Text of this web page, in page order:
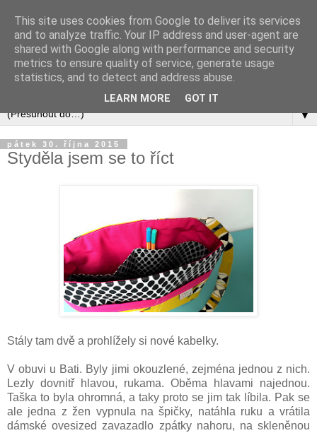
▼
pátek 30. října 2015
Styděla jsem se to říct
Stály tam dvě a prohlížely si nové kabelky.
V obuvi u Bati. Byly jimi okouzlené, zejména jednou z nich.
Lezly dovnitř hlavou, rukama. Oběma hlavami najednou.
Taška to byla ohromná, a taky proto se jim tak líbila. Pak se
ale jedna z žen vypnula na špičky, natáhla ruku a vrátila
dámské ovesized zavazadlo zpátky nahoru, na skleněnou
This site uses cookies from Google to deliver its services
and to analyze traffic. Your IP address and user-agent are
shared with Google along with performance and security
metrics to ensure quality of service, generate usage
statistics, and to detect and address abuse.
LEARN MORE GOT IT